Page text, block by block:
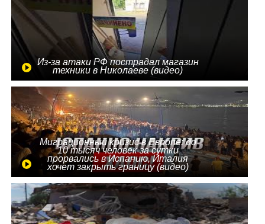
Из-за атаки РФ пострадал магазин
техники в Николаеве (видео)
Миграционный кризис в Европе: до
10 тысяч человек за сутки
прорвались в Испанию, Италия
хочет закрыть границу (видео)